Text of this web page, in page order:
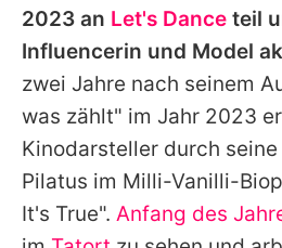
2023 an Let's Dance teil
Influencerin und Model
zwei Jahre nach seinem
was zählt" im Jahr 2023
Kinodarsteller durch
Pilatus im Milli-Vanilli-
It's True". Anfang des